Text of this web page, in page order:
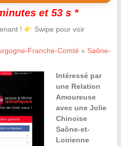
et 53 s *
! Swipe pour voir
Franche-Comté » Saône-
Intéressé par
une Relation
Amoureuse
avec une Jolie
Chinoise
Saône-et-
Loirienne